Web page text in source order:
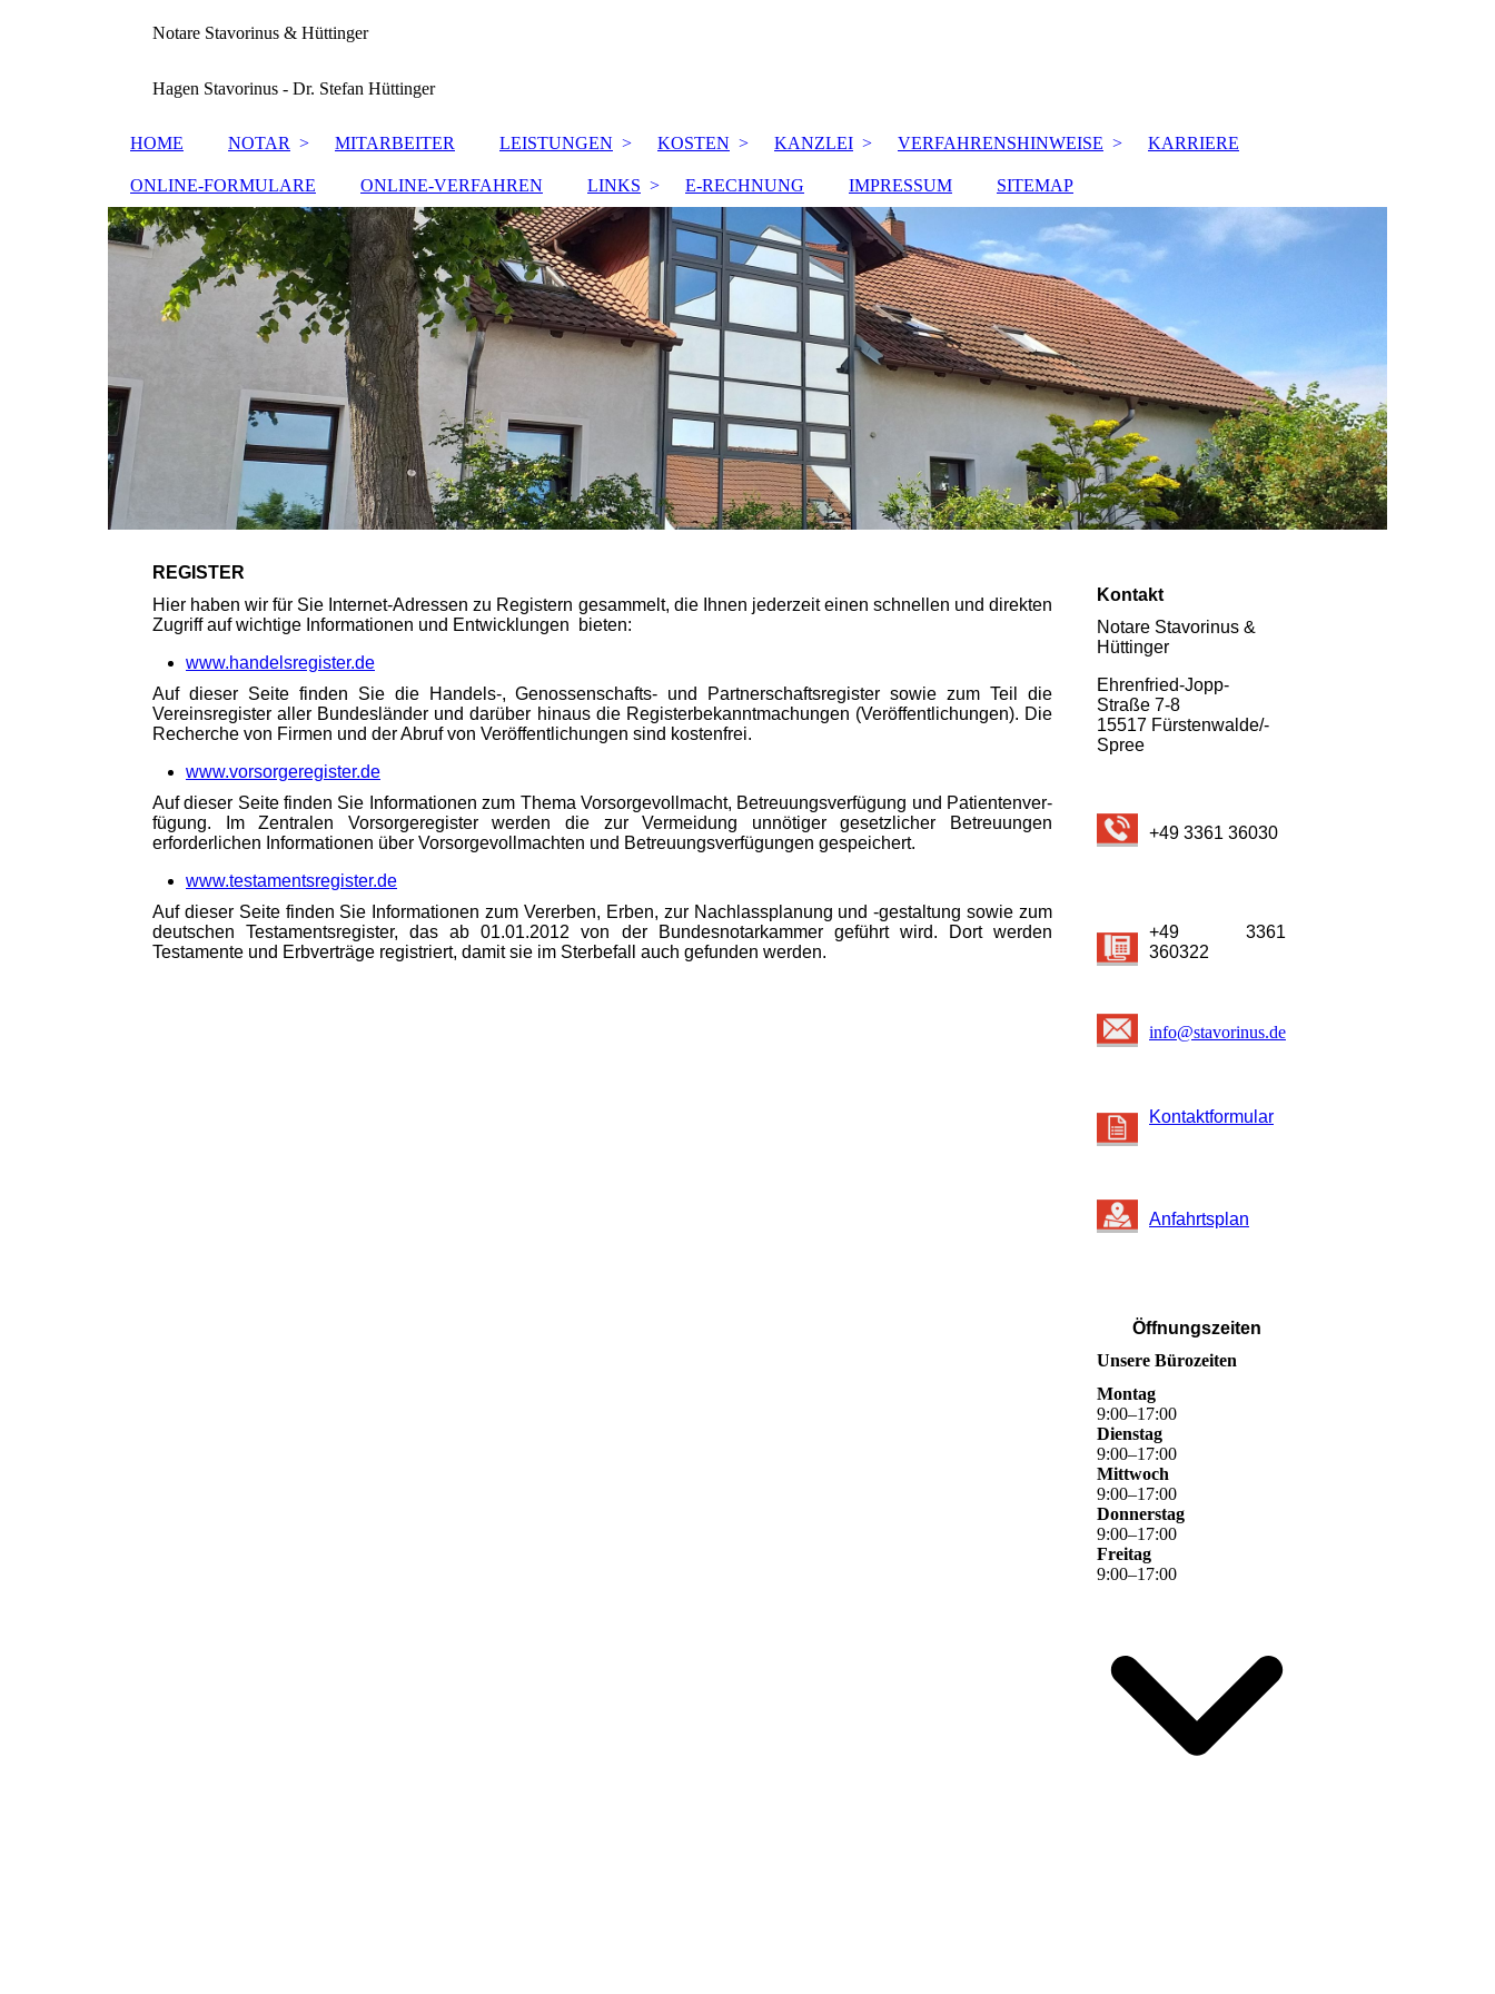
Notare Stavorinus & Hüttinger
Hagen Stavorinus - Dr. Stefan Hüttinger
HOME NOTAR MITARBEITER LEISTUNGEN KOSTEN KANZLEI VERFAHRENSHINWEISE KARRIERE
ONLINE-FORMULARE ONLINE-VERFAHREN LINKS E-RECHNUNG IMPRESSUM SITEMAP
REGISTER
Hier haben wir für Sie Internet-Adressen zu Registern gesammelt, die Ihnen jederzeit einen schnellen und direkten
Zugriff auf wichtige Informationen und Ent­wick­lungen bieten:
www.handelsregister.de
Auf dieser Seite finden Sie die Handels-, Genossenschafts- und Partnerschaftsregister sowie zum Teil die
Vereinsregister aller Bundesländer und darüber hinaus die Registerbekanntmachungen (Ver­öf­fent­lich­ung­en). Die
Recherche von Firmen und der Abruf von Veröffentlichungen sind kostenfrei.
www.vorsorgeregister.de
Auf dieser Seite finden Sie Informationen zum Thema Vorsorgevollmacht, Betreuungsverfügung und Pa­tient­en­ver­
füg­ung. Im Zentralen Vorsorgeregister werden die zur Vermeidung unnötiger gesetzlicher Be­treu­ung­en
erforderlichen Informationen über Vor­sor­ge­voll­macht­en und Betreuungsverfügungen gespeichert.
www.testamentsregister.de
Auf dieser Seite finden Sie Informationen zum Ver­er­ben, Erben, zur Nachlassplanung und -gestaltung sowie zum
deutschen Testamentsregister, das ab 01.01.2012 von der Bundesnotarkammer geführt wird. Dort werden
Testamente und Erbverträge registriert, damit sie im Sterbefall auch gefunden werden.
Kontakt
Notare Stavorinus &
Hüttinger
Ehrenfried-Jopp-
Straße 7-8
15517 Fürsten­walde/­
Spree
+49 3361 36030
+49 3361
360322
info@stavorinus.de
Kontaktformular
Anfahrtsplan
Öffnungszeiten
Unsere Bürozeiten
Montag
9:00–17:00
Dienstag
9:00–17:00
Mittwoch
9:00–17:00
Donnerstag
9:00–17:00
Freitag
9:00–17:00